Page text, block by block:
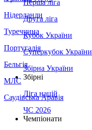
Нідерланди
Туреччина
Португалія
Бельгія
МЛС
Саудівська Аравія
Перша ліга
Друга ліга
Кубок України
Суперкубок України
Збірна України
Збірні
Ліга націй
ЧС 2026
Чемпіонати